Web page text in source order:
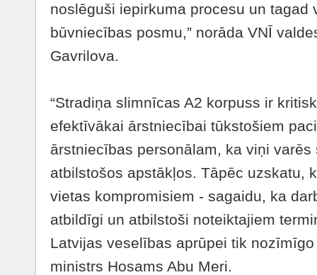
noslēguši iepirkuma procesu un tagad
būvniecības posmu,” norāda VNĪ
Gavrilova.
“Stradiņa slimnīcas A2 korpuss ir
efektīvākai ārstniecībai tūkstošiem
ārstniecības personālam, ka viņi
atbilstošos apstākļos. Tāpēc uzskatu,
vietas kompromisiem - sagaidu, ka
atbildīgi un atbilstoši noteiktajiem
Latvijas veselības aprūpei tik
ministrs Hosams Abu Meri.